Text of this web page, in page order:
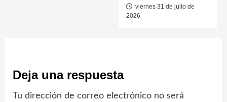
viernes 31 de julio de
2026
Deja una respuesta
Tu dirección de correo electrónico no será